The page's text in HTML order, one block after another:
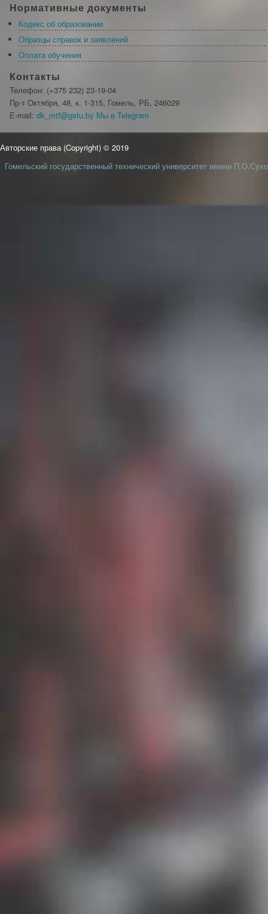
Нормативные документы
Кодекс об образовании
Образцы справок и заявлений
Оплата обучения
Контакты
Телефон: (+375 232) 23-19-04
Пр-т Октября, 48, к. 1-315, Гомель, РБ, 246029
Е-mail:dk_mtf@gstu.by Мы в Telegram
Авторские права (Copyright) © 2019
Гомельский государственный технический университет имени